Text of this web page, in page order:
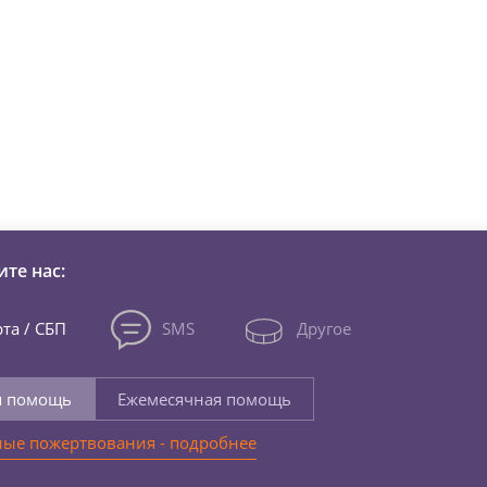
нас:
/ СБП SMS Другое
помощь
Ежемесячная помощь
пожертвования - подробнее